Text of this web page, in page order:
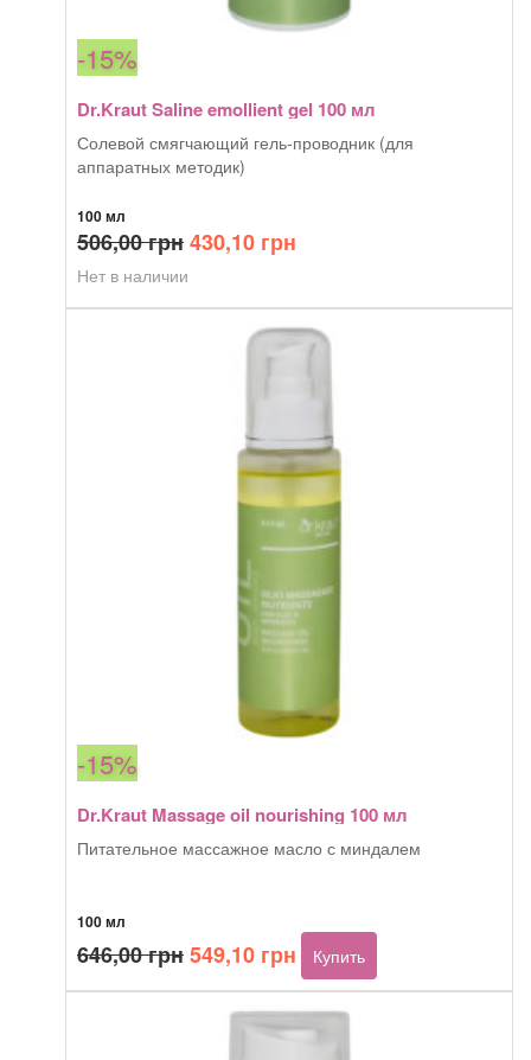
-15%
Dr.Kraut Saline emollient gel 100 мл
Солевой смягчающий гель-проводник (для
аппаратных методик)
100 мл
506,00грнПервоначальная
506,00 грн.
430,10 грн
Нет в наличии
-15%
Dr.Kraut Massage oil nourishing 100 мл
Питательное массажное масло с миндалем
100 мл
646,00грн Первоначальная
цена
составляла
646,00 грн.
549,10 грнТекущая
цена:
549,10 грн.
Количество
товара
Dr.Kraut
Купить